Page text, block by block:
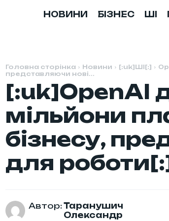
НОВИНИ БІЗНЕС ШІ
Головна сторінка Новини [:uk]ШІ[:]
представляючи нові...
[:uk]OpenAI
мільйони
бізнесу,
для
Автор: Таранушич
Олександр